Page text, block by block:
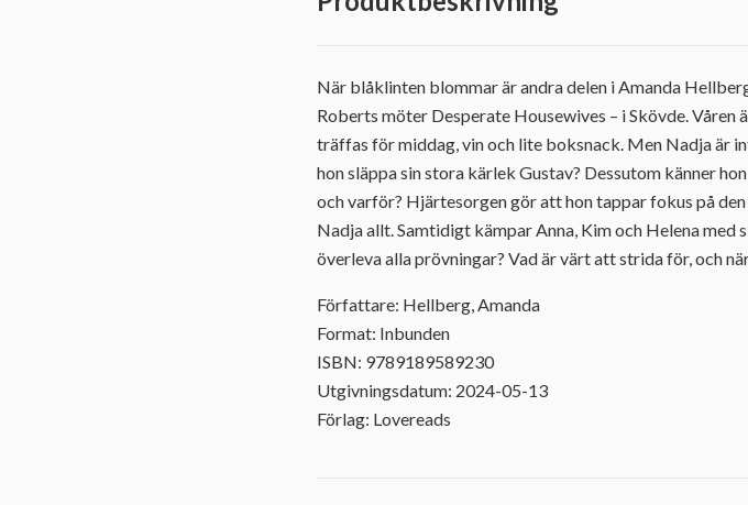
När blåklinten blommar är andra delen i Amanda
Roberts möter Desperate Housewives – i Skövde. Våren
träffas för middag, vin och lite boksnack. Men Nadja är
hon släppa sin stora kärlek Gustav? Dessutom känner
och varför? Hjärtesorgen gör att hon tappar fokus på
Nadja allt. Samtidigt kämpar Anna, Kim och Helena med
överleva alla prövningar? Vad är värt att strida för, och
Författare: Hellberg, Amanda
Format: Inbunden
ISBN: 9789189589230
Utgivningsdatum: 2024-05-13
Förlag: Lovereads